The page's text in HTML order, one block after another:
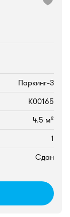
Паркинг-3
К00165
4.5 м²
1
Сдан